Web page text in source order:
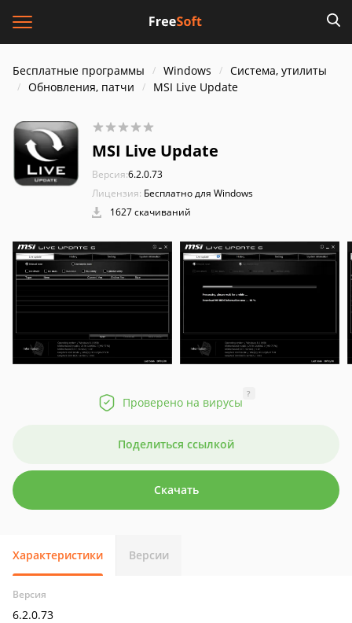
Бесплатные программы Windows
Система, утилиты
Обновления, патчи
MSI Live Update
MSI Live Update
Версия:6.2.0.73
Лицензия: Бесплатно для Windows
1627 скачиваний
Проверено на вирусы
?
Поделиться ссылкой
Скачать
Характеристики Версии
Версия
6.2.0.73